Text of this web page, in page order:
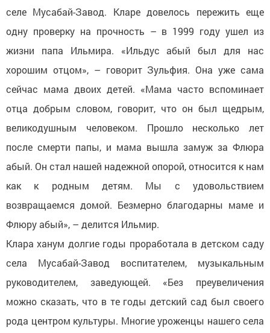
селе Мусабай-Завод. Кларе довелось пережить еще
одну проверку на прочность – в 1999 году ушел из
жизни папа Ильмира. «Ильдус абый был для нас
хорошим отцом», – говорит Зульфия. Она уже сама
сейчас мама двоих детей. «Мама часто вспоминает
отца добрым словом, говорит, что он был щедрым,
великодушным человеком. Прошло несколько лет
после смерти папы, и мама вышла замуж за Флюра
абый. Он стал нашей надежной опорой, относится к нам
как к родным детям. Мы с удовольствием
возвращаемся домой. Безмерно благодарны маме и
Флюру абый», – делится Ильмир.
Клара ханум долгие годы проработала в детском саду
села Мусабай-Завод воспитателем, музыкальным
руководителем, заведующей. «Без преувеличения
можно сказать, что в те годы детский сад был своего
рода центром культуры. Многие уроженцы нашего села